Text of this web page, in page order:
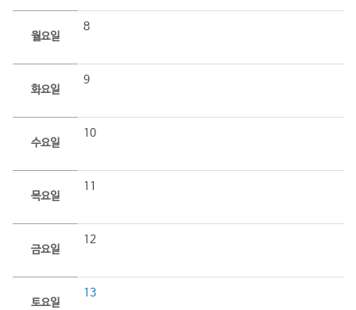
월요일
8
화요일
9
수요일
10
목요일
11
금요일
12
토요일
13